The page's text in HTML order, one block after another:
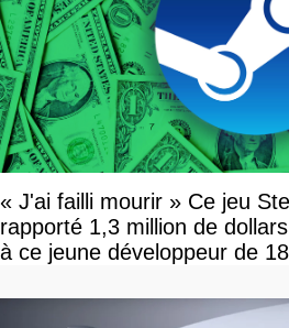
« J'ai failli mourir » Ce jeu
rapporté 1,3 million de
à ce jeune développeur de